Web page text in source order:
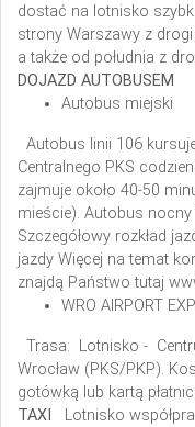
dostać na lotnisko
strony Warszawy z
a także od południa z
DOJAZD AUTOBUSEM
Autobus miejski
Autobus linii 106
Centralnego PKS
zajmuje około 40-50
mieście). Autobus
Szczegółowy rozkład
jazdy Więcej na temat
znajdą Państwo tutaj
WRO AIRPORT
Trasa: Lotnisko -
Wrocław (PKS/PKP).
gotówką lub kartą
TAXI
Lotnisko